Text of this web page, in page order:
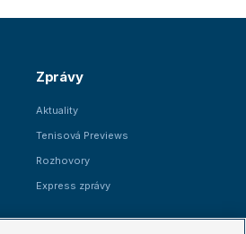
Zprávy
Aktuality
Tenisová Previews
Rozhovory
Express zprávy